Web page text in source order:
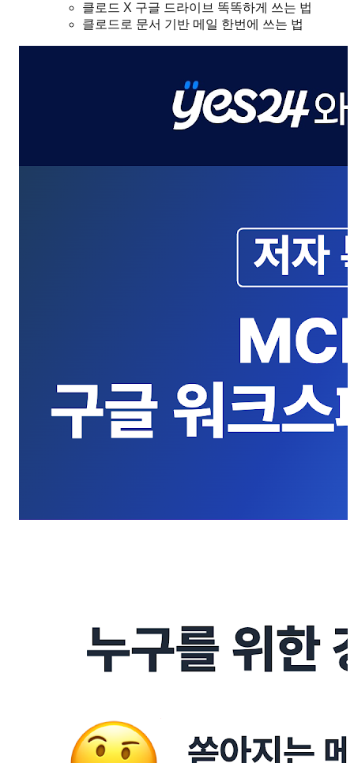
클로드 X 구글 드라이브 똑똑하게 쓰는 법
클로드로 문서 기반 메일 한번에 쓰는 법